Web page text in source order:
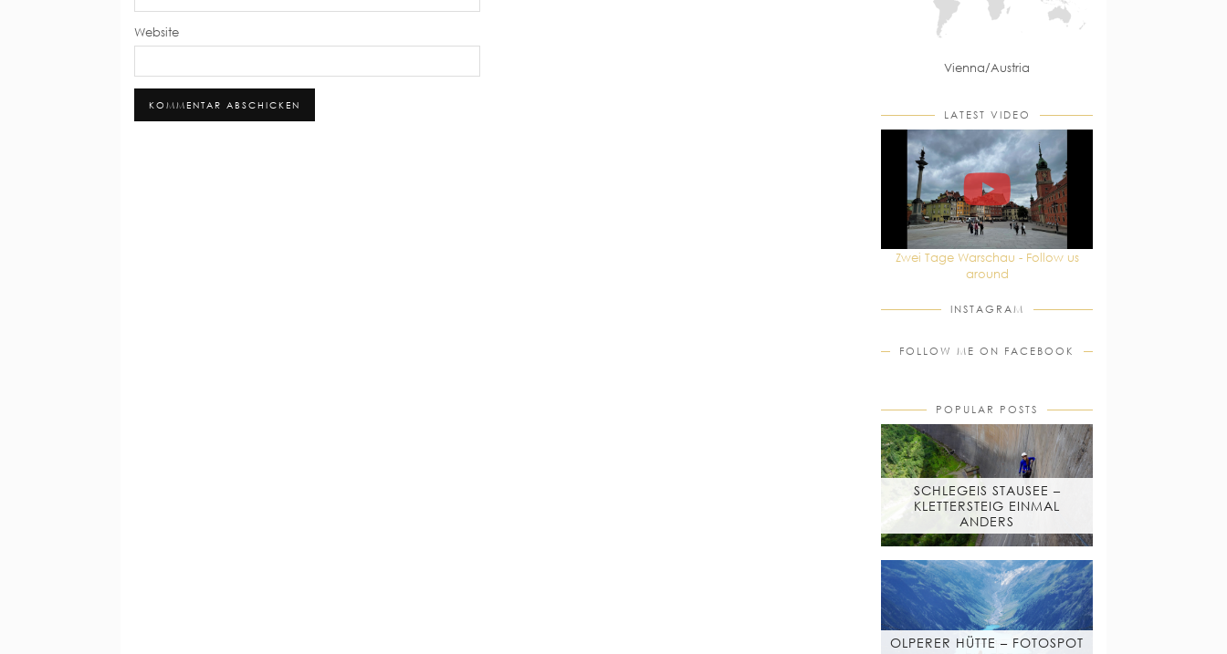
Website
Vienna/Austria
LATEST VIDEO
Zwei Tage Warschau - Follow us
around
INSTAGRAM
FOLLOW ME ON FACEBOOK
POPULAR POSTS
SCHLEGEIS STAUSEE –
KLETTERSTEIG EINMAL
ANDERS
OLPERER HÜTTE – FOTOSPOT